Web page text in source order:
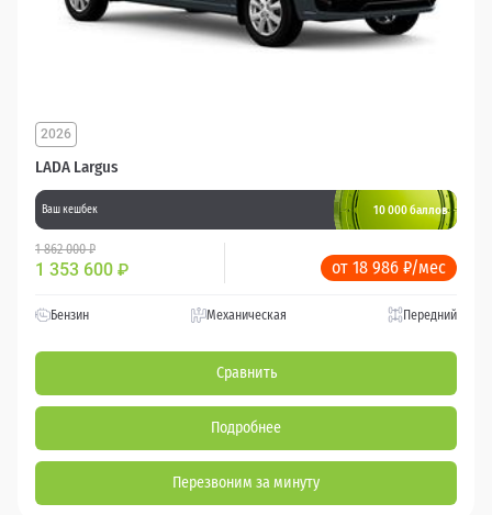
LADA Largus
2026
Ваш кешбек 10 000 баллов
1 862 000 ₽
1 353 600 ₽ от 18 986 ₽/мес
Бензин Механическая Передний
Сравнить
Подробнее
Перезвоним за минуту